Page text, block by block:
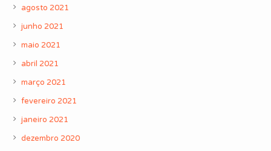
agosto 2021
junho 2021
maio 2021
abril 2021
março 2021
fevereiro 2021
janeiro 2021
dezembro 2020